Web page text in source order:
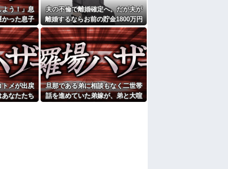
私の子供達に「お母さんが死んだらどうす
。」と
かネコパンチだとか…。 うちのは俺を起こす
。【再】
大嫌い。夏休みのお出かけ先はおばあちゃ
ゃんと一緒にＴＤＬに連れて行ってあげた
れた
と連絡あり。石をどかしてミミズ集め足の
』 ← こいつらのタチ悪い率は異常
たよ
よう！」息
った息子
10年後…
夫の不倫で離婚確定へ。だが夫が
離婚するならお前の貯金1800万円
を財産分与しろ」と言い出した
トメが出戻
あなたたち
旦那である弟に相談もなく二世帯
話を進めていた弟嫁が、弟と大喧